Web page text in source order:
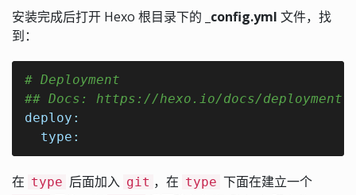
安装完成后打开 Hexo 根目录下的 _config.yml 文件，找
到：
# Deployment
## Docs: https://hexo.io/docs/
deploy:
type:
在 type 后面加入 git ，在 type 下面在建立一个